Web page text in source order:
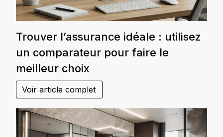
Trouver l’assurance idéale : utilisez
un comparateur pour faire le
meilleur choix
Voir article complet